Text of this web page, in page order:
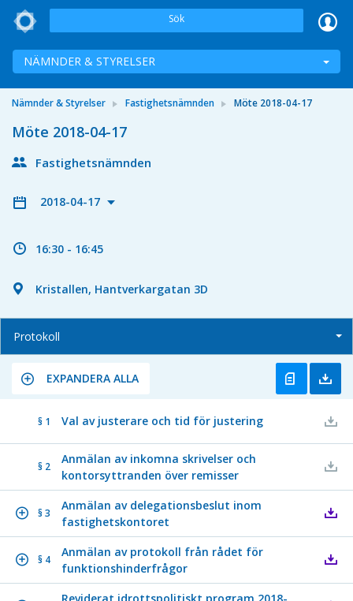
Sök
NÄMNDER & STYRELSER
Nämnder & Styrelser Fastighetsnämnden Möte 2018-04-17
Möte 2018-04-17
Fastighetsnämnden
2018-04-17
16:30 - 16:45
Kristallen, Hantverkargatan 3D
Protokoll
EXPANDERA ALLA
§ 1 Val av justerare och tid för justering
§ 2
Anmälan av inkomna skrivelser och
kontorsyttranden över remisser
§ 3
Anmälan av delegationsbeslut inom
fastighetskontoret
§ 4
Anmälan av protokoll från rådet för
funktionshinderfrågor
Reviderat idrottspolitiskt program 2018-